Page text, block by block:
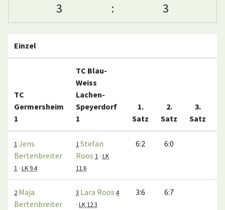
3 : 3
Einzel
TC
Germersheim
1
TC Blau-
Weiss
Lachen-
Speyerdorf
1
1.
Satz
2.
Satz
3.
Satz
1 Jens
Bertenbreiter
1 · LK 9.4
1 Stefan
Roos 1 · LK
11.6
6:2 6:0
2 Maja
Bertenbreiter
3 Lara Roos 4
· LK 12.3
3:6 6:7